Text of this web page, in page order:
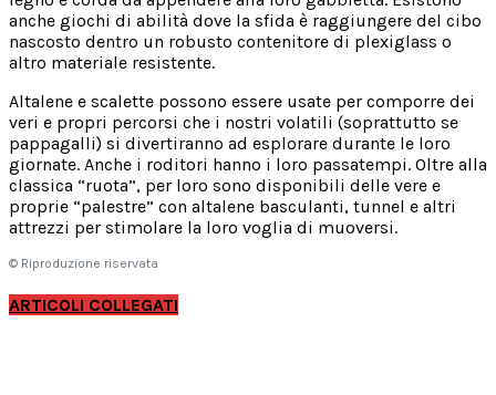
anche giochi di abilità dove la sfida è raggiungere del cibo
nascosto dentro un robusto contenitore di plexiglass o
altro materiale resistente.
Altalene e scalette possono essere usate per comporre dei
veri e propri percorsi che i nostri volatili (soprattutto se
pappagalli) si divertiranno ad esplorare durante le loro
giornate. Anche i roditori hanno i loro passatempi. Oltre alla
classica “ruota”, per loro sono disponibili delle vere e
proprie “palestre” con altalene basculanti, tunnel e altri
attrezzi per stimolare la loro voglia di muoversi.
© Riproduzione riservata
ARTICOLI COLLEGATI